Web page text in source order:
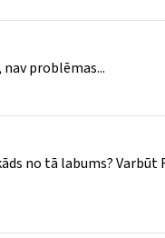
problēmas...
no tā labums? Varbūt